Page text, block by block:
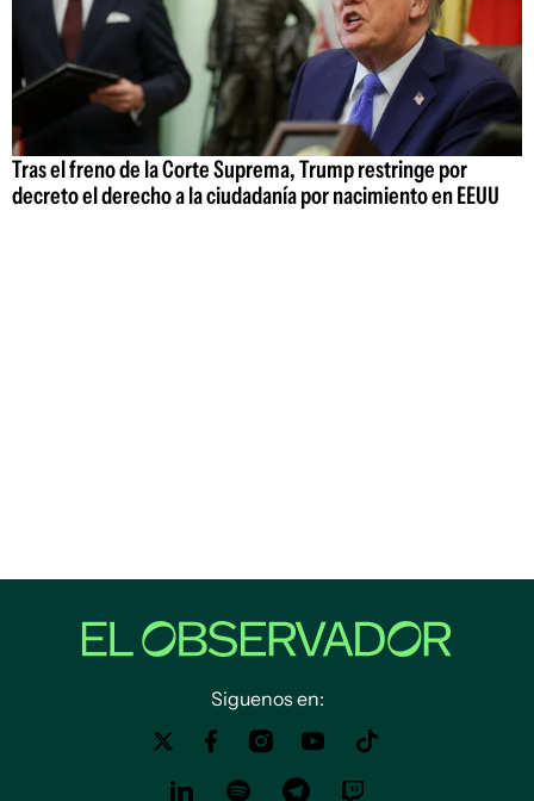
Tras el freno de la Corte Suprema, Trump restringe por
decreto el derecho a la ciudadanía por nacimiento en EEUU
Siguenos en: